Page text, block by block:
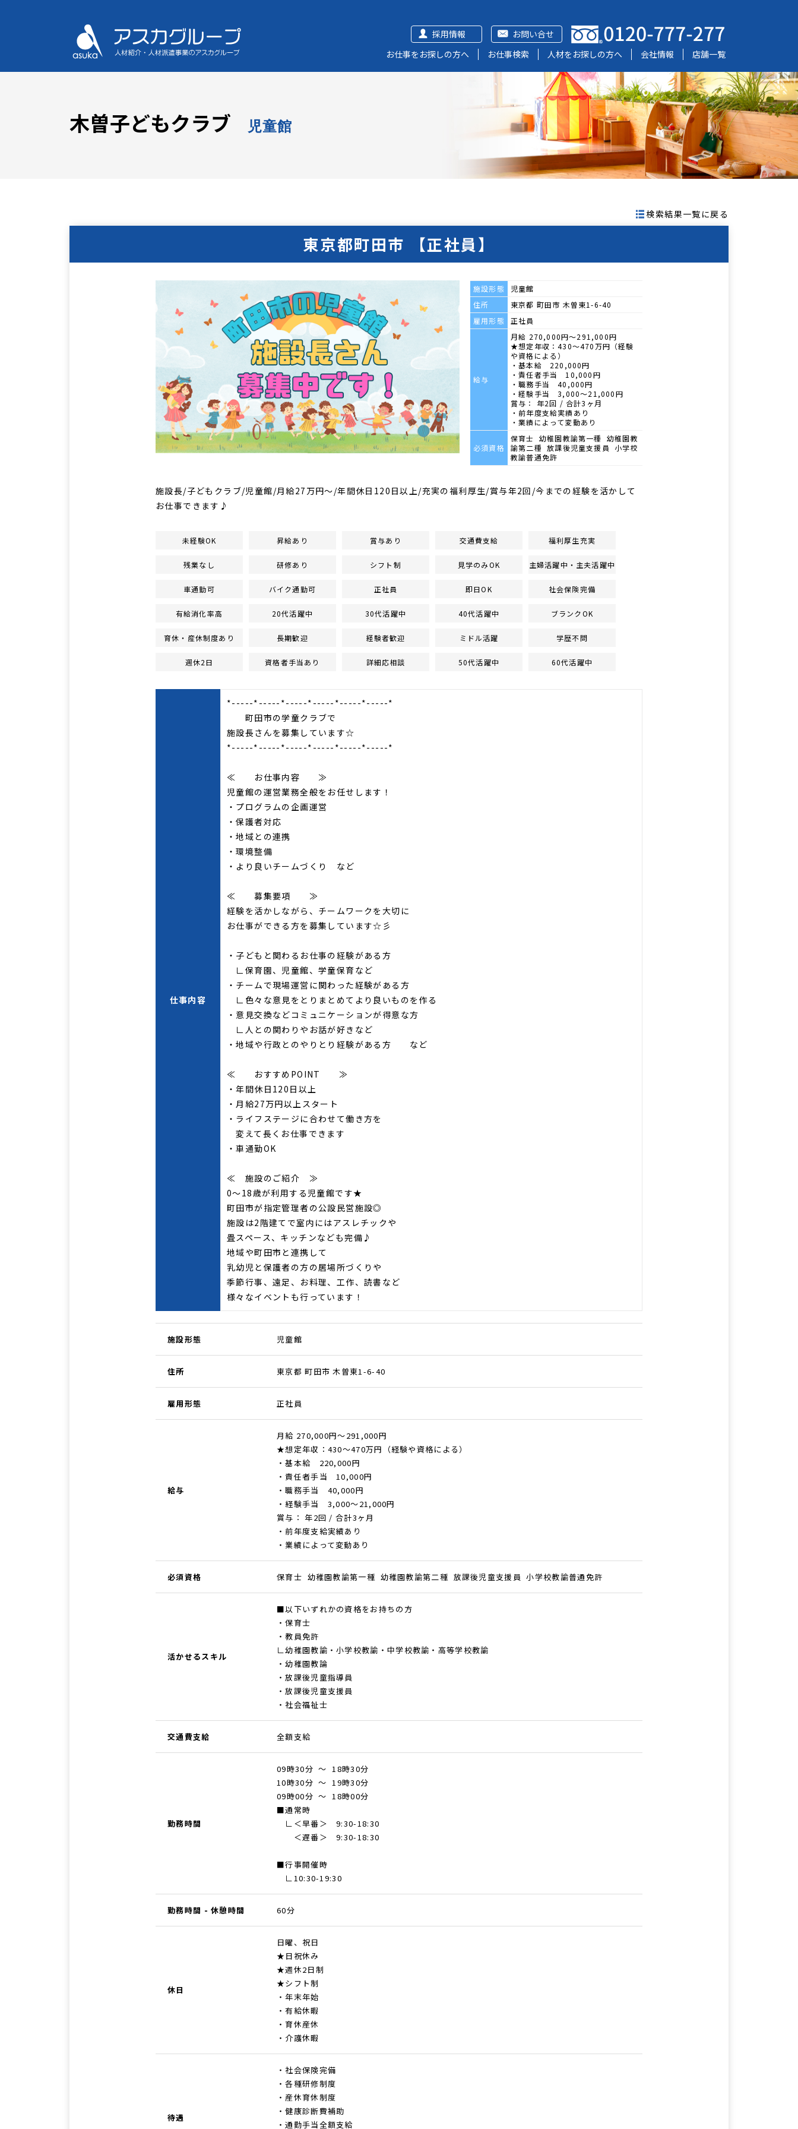
お問い合せ
採用情報
お仕事をお探しの方へ
お仕事検索 人材をお探しの方へ 会社情報 店舗一覧
木曽子どもクラブ 児童館
検索結果一覧に戻る
東京都町田市 【正社員】
施設形態
児童館
住所
東京都 町田市 木曽東1-6-40
雇用形態
正社員
給与
月給 270,000円～291,000円
★想定年収：430～470万円（経験
や資格による）
・基本給 220,000円
・責任者手当 10,000円
・職務手当 40,000円
・経験手当 3,000～21,000円
賞与： 年2回 / 合計3ヶ月
・前年度支給実績あり
・業績によって変動あり
必須資格
保育士 幼稚園教諭第一種 幼稚園教
諭第二種 放課後児童支援員 小学校
教諭普通免許
施設長/子どもクラブ/児童館/月給27万円～/年間休日120日以上/充実の福利厚生/賞与年2回/今までの経験を活かして
お仕事できます♪
未経験OK 昇給あり 賞与あり 交通費支給 福利厚生充実
残業なし 研修あり シフト制 見学のみOK 主婦活躍中・主夫活躍中
車通勤可 バイク通勤可 正社員 即日OK 社会保険完備
有給消化率高 20代活躍中 30代活躍中 40代活躍中 ブランクOK
育休・産休制度あり 長期歓迎 経験者歓迎 ミドル活躍 学歴不問
週休2日 資格者手当あり 詳細応相談 50代活躍中 60代活躍中
仕事内容
*-----*-----*-----*-----*-----*-----*
町田市の学童クラブで
施設長さんを募集しています☆
*-----*-----*-----*-----*-----*-----*
≪ お仕事内容 ≫
児童館の運営業務全般をお任せします！
・プログラムの企画運営
・保護者対応
・地域との連携
・環境整備
・より良いチームづくり など
≪ 募集要項 ≫
経験を活かしながら、チームワークを大切に
お仕事ができる方を募集しています☆彡
・子どもと関わるお仕事の経験がある方
∟保育園、児童館、学童保育など
・チームで現場運営に関わった経験がある方
∟色々な意見をとりまとめてより良いものを作る
・意見交換などコミュニケーションが得意な方
∟人との関わりやお話が好きなど
・地域や行政とのやりとり経験がある方 など
≪ おすすめPOINT ≫
・年間休日120日以上
・月給27万円以上スタート
・ライフステージに合わせて働き方を
変えて長くお仕事できます
・車通勤OK
≪ 施設のご紹介 ≫
0～18歳が利用する児童館です★
町田市が指定管理者の公設民営施設◎
施設は2階建てで室内にはアスレチックや
畳スペース、キッチンなども完備♪
地域や町田市と連携して
乳幼児と保護者の方の居場所づくりや
季節行事、遠足、お料理、工作、読書など
様々なイベントも行っています！
施設形態 児童館
住所 東京都 町田市 木曽東1-6-40
雇用形態 正社員
給与
月給 270,000円～291,000円
★想定年収：430～470万円（経験や資格による）
・基本給 220,000円
・責任者手当 10,000円
・職務手当 40,000円
・経験手当 3,000～21,000円
賞与： 年2回 / 合計3ヶ月
・前年度支給実績あり
・業績によって変動あり
必須資格 保育士 幼稚園教諭第一種 幼稚園教諭第二種 放課後児童支援員 小学校教諭普通免許
活かせるスキル
■以下いずれかの資格をお持ちの方
・保育士
・教員免許
∟幼稚園教諭・小学校教諭・中学校教諭・高等学校教諭
・幼稚園教論
・放課後児童指導員
・放課後児童支援員
・社会福祉士
交通費支給 全額支給
勤務時間
09時30分 ～ 18時30分
10時30分 ～ 19時30分
09時00分 ～ 18時00分
■通常時
∟＜早番＞ 9:30-18:30
＜遅番＞ 9:30-18:30
■行事開催時
∟10:30-19:30
勤務時間 - 休憩時間 60分
休日
日曜、祝日
★日祝休み
★週休2日制
★シフト制
・年末年始
・有給休暇
・育休産休
・介護休暇
待遇
・社会保険完備
・各種研修制度
・産休育休制度
・健康診断費補助
・通勤手当全額支給